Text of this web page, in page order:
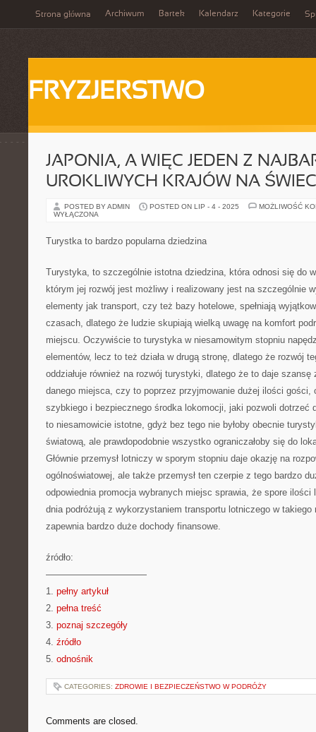
Strona główna Archiwum Bartek Kalendarz Kategorie
FRYZJERSTWO
JAPONIA, A WIĘC JEDEN Z
UROKLIWYCH KRAJÓW NA
POSTED BY ADMIN POSTED ON LIP - 4 - 2025
MOŻLIWOŚĆ
WYŁĄCZONA
Turystka to bardzo popularna dziedzina
Turystyka, to szczególnie istotna dziedzina, która odnosi się do
którym jej rozwój jest możliwy i realizowany jest na szczególnie
elementy jak transport, czy też bazy hotelowe, spełniają
czasach, dlatego że ludzie skupiają wielką uwagę na komfort
miejscu. Oczywiście to turystyka w niesamowitym stopniu
elementów, lecz to też działa w drugą stronę, dlatego że rozwój
oddziałuje również na rozwój turystyki, dlatego że to daje
danego miejsca, czy to poprzez przyjmowanie dużej ilości gości,
szybkiego i bezpiecznego środka lokomocji, jaki pozwoli dotrzeć
to niesamowicie istotne, gdyż bez tego nie byłoby obecnie
światową, ale prawdopodobnie wszystko ograniczałoby się do
Głównie przemysł lotniczy w sporym stopniu daje okazję na
ogólnoświatowej, ale także przemysł ten czerpie z tego bardzo
odpowiednia promocja wybranych miejsc sprawia, że spore
dnia podróżują z wykorzystaniem transportu lotniczego w takiego
zapewnia bardzo duże dochody finansowe.
źródło:
———————————
1. pełny artykuł
2. pełna treść
3. poznaj szczegóły
4. źródło
5. odnośnik
CATEGORIES: ZDROWIE I BEZPIECZEŃSTWO W PODRÓŻY
Comments are closed.